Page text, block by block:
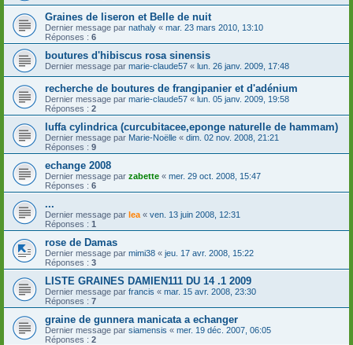
Graines de liseron et Belle de nuit
Dernier message par nathaly « mar. 23 mars 2010, 13:10
Réponses : 6
boutures d'hibiscus rosa sinensis
Dernier message par marie-claude57 « lun. 26 janv. 2009, 17:48
recherche de boutures de frangipanier et d'adénium
Dernier message par marie-claude57 « lun. 05 janv. 2009, 19:58
Réponses : 2
luffa cylindrica (curcubitacee,eponge naturelle de hammam)
Dernier message par Marie-Noëlle « dim. 02 nov. 2008, 21:21
Réponses : 9
echange 2008
Dernier message par zabette « mer. 29 oct. 2008, 15:47
Réponses : 6
...
Dernier message par lea « ven. 13 juin 2008, 12:31
Réponses : 1
rose de Damas
Dernier message par mimi38 « jeu. 17 avr. 2008, 15:22
Réponses : 3
LISTE GRAINES DAMIEN111 DU 14 .1 2009
Dernier message par francis « mar. 15 avr. 2008, 23:30
Réponses : 7
graine de gunnera manicata a echanger
Dernier message par siamensis « mer. 19 déc. 2007, 06:05
Réponses : 2